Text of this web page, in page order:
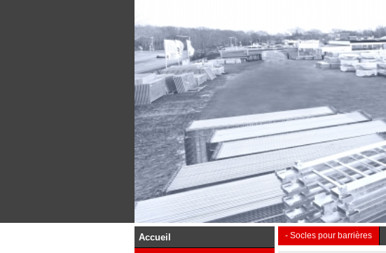
Accueil - Socles pour barrières